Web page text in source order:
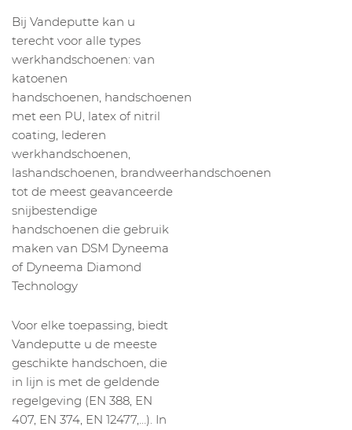
Bij Vandeputte kan u
terecht voor alle types
werkhandschoenen: van
katoenen
handschoenen, handschoenen
met een PU, latex of nitril
coating, lederen
werkhandschoenen,
lashandschoenen, brandweerhandschoenen
tot de meest geavanceerde
snijbestendige
handschoenen die gebruik
maken van DSM Dyneema
of Dyneema Diamond
Technology
Voor elke toepassing, biedt
Vandeputte u de meeste
geschikte handschoen, die
in lijn is met de geldende
regelgeving (EN 388, EN
407, EN 374, EN 12477,…). In